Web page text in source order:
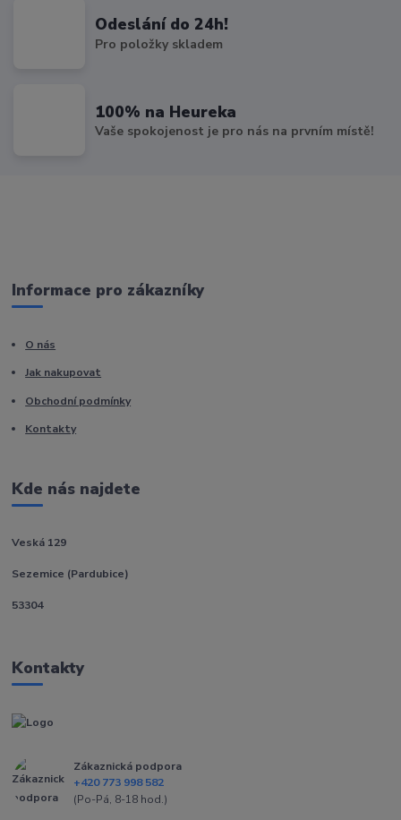
Odeslání do 24h!
Pro položky skladem
100% na Heureka
Vaše spokojenost je pro nás na prvním místě!
Informace pro zákazníky
O nás
Jak nakupovat
Obchodní podmínky
Kontakty
Kde nás najdete
Veská 129
Sezemice (Pardubice)
53304
Kontakty
Zákaznická podpora
+420 773 998 582
(Po-Pá, 8-18 hod.)